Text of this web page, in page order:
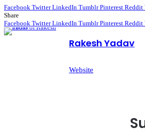
Facebook Twitter LinkedIn Tumblr Pinterest Reddit
Share
Facebook Twitter LinkedIn Tumblr Pinterest Reddit
Rakesh Yadav
Website